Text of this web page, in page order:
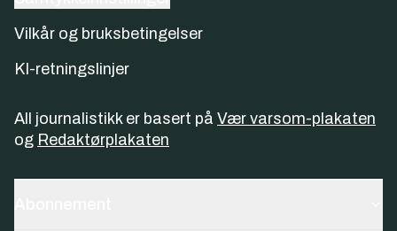
Vilkår og bruksbetingelser
KI-retningslinjer
All journalistikk er basert på Vær varsom-plakaten
og Redaktørplakaten